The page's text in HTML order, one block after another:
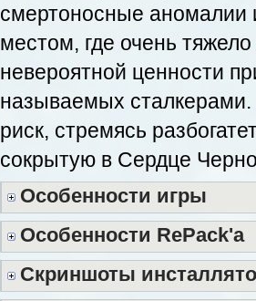
смертоносные
местом, где очень
невероятной ценности
называемых
риск, стремясь
сокрытую в Сердце
Особенности игры
Особенности RePack'a
Скриншоты